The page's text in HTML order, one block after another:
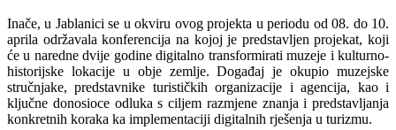
Inače, u Jablanici se u okviru ovog projekta u periodu od 08. do 10.
aprila održavala konferencija na kojoj je predstavljen projekat, koji
će u naredne dvije godine digitalno transformirati muzeje i kulturno-
historijske lokacije u obje zemlje. Događaj je okupio muzejske
stručnjake, predstavnike turističkih organizacije i agencija, kao i
ključne donosioce odluka s ciljem razmjene znanja i predstavljanja
konkretnih koraka ka implementaciji digitalnih rješenja u turizmu.